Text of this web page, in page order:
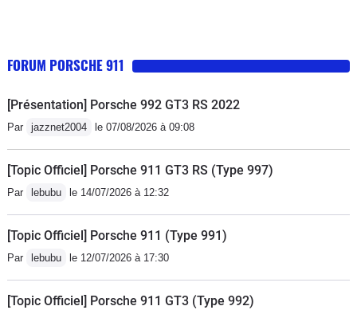
FORUM PORSCHE 911
[Présentation] Porsche 992 GT3 RS 2022
Par jazznet2004 le 07/08/2026 à 09:08
[Topic Officiel] Porsche 911 GT3 RS (Type 997)
Par lebubu le 14/07/2026 à 12:32
[Topic Officiel] Porsche 911 (Type 991)
Par lebubu le 12/07/2026 à 17:30
[Topic Officiel] Porsche 911 GT3 (Type 992)